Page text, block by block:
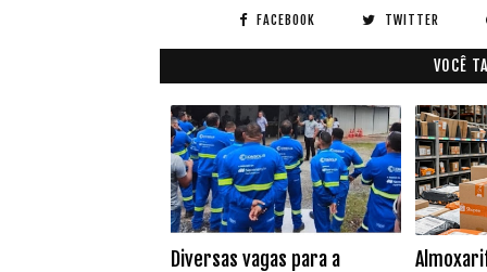
FACEBOOK TWITTER
VOCÊ
Diversas vagas para a